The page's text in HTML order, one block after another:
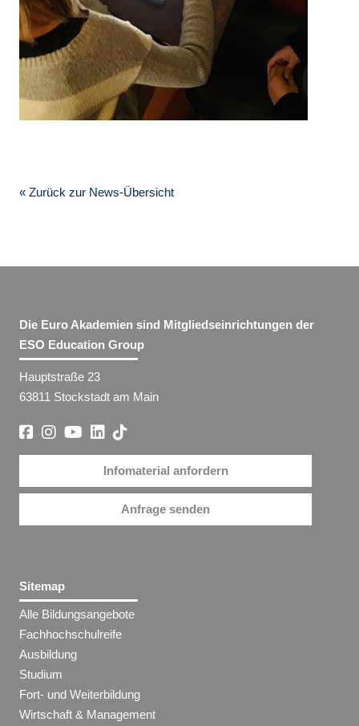
« Zurück zur News-Übersicht
Die Euro Akademien sind Mitgliedseinrichtungen der
ESO Education Group
Hauptstraße 23
63811 Stockstadt am Main
Infomaterial anfordern
Anfrage senden
Sitemap
Alle Bildungsangebote
Fachhochschulreife
Ausbildung
Studium
Fort- und Weiterbildung
Wirtschaft & Management